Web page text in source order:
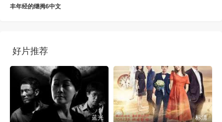
丰年经的继拇6中文
好片推荐
蓝光 标清